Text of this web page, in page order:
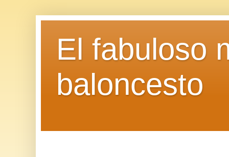
El fabuloso
baloncesto